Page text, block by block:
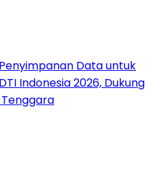
Data untuk
Indonesia 2026, Dukung